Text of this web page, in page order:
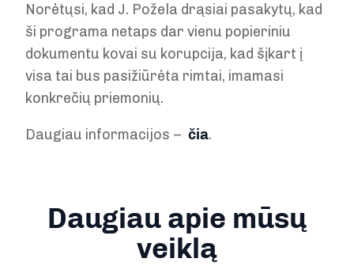
Norėtųsi, kad J. Požela drąsiai pasakytų, kad
ši programa netaps dar vienu popieriniu
dokumentu kovai su korupcija, kad šįkart į
visa tai bus pasižiūrėta rimtai, imamasi
konkrečių priemonių.
Daugiau informacijos – čia.
Daugiau apie mūsų
veiklą